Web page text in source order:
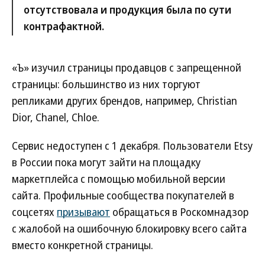
отсутствовала и продукция была по сути
контрафактной.
«Ъ» изучил страницы продавцов с запрещенной
страницы: большинство из них торгуют
репликами других брендов, например, Christian
Dior, Chanel, Chloe.
Сервис недоступен с 1 декабря. Пользователи Etsy
в России пока могут зайти на площадку
маркетплейса с помощью мобильной версии
сайта. Профильные сообщества покупателей в
соцсетях призывают обращаться в Роскомнадзор
с жалобой на ошибочную блокировку всего сайта
вместо конкретной страницы.